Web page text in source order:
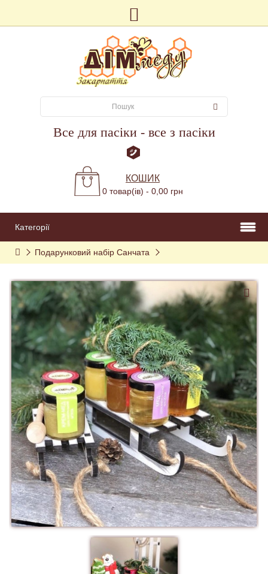
Все для пасіки - все з пасіки
КОШИК
0 товар(ів) - 0,00 грн
Категорії
Подарунковий набір Санчата